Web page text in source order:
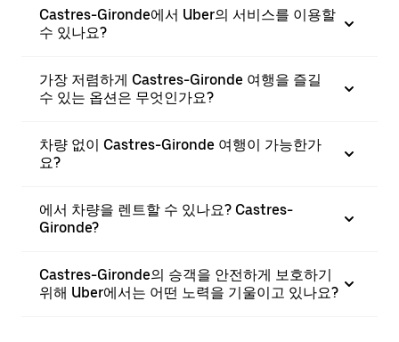
Castres-Gironde에서 Uber의 서비스를 이용할
수 있나요?
가장 저렴하게 Castres-Gironde 여행을 즐길
수 있는 옵션은 무엇인가요?
차량 없이 Castres-Gironde 여행이 가능한가
요?
에서 차량을 렌트할 수 있나요? Castres-
Gironde?
Castres-Gironde의 승객을 안전하게 보호하기
위해 Uber에서는 어떤 노력을 기울이고 있나요?